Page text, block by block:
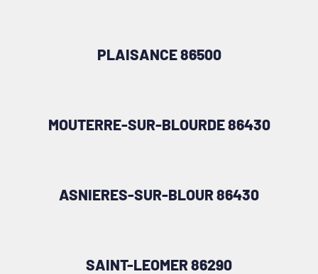
PLAISANCE 86500
MOUTERRE-SUR-BLOURDE 86430
ASNIERES-SUR-BLOUR 86430
SAINT-LEOMER 86290